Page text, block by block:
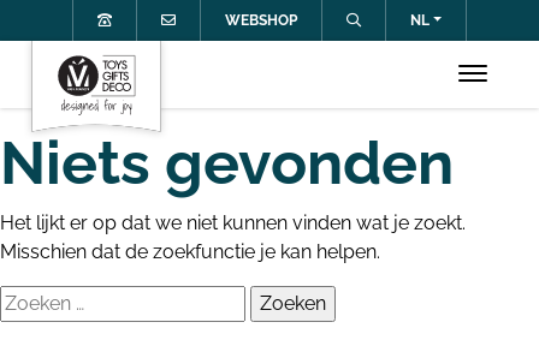
WEBSHOP NL
Niets gevonden
Het lijkt er op dat we niet kunnen vinden wat je zoekt.
Misschien dat de zoekfunctie je kan helpen.
Zoeken
naar: